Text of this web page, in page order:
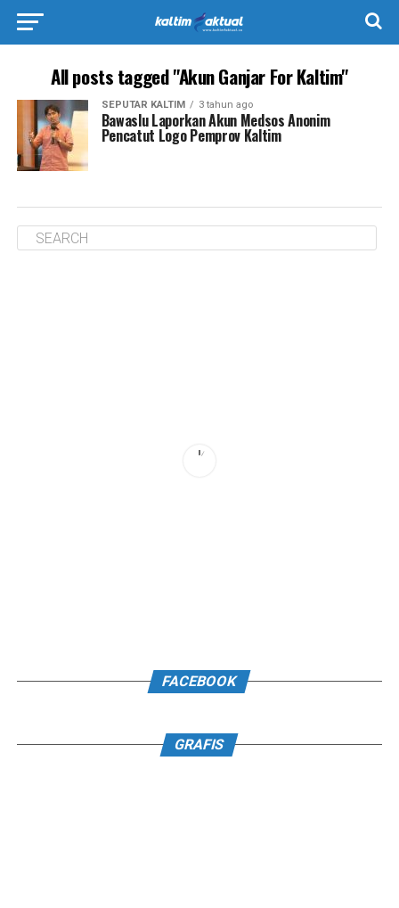
All posts tagged "Akun Ganjar For Kaltim"
SEPUTAR KALTIM 3 tahun ago
Bawaslu Laporkan Akun Medsos Anonim
Pencatut Logo Pemprov Kaltim
FACEBOOK
GRAFIS